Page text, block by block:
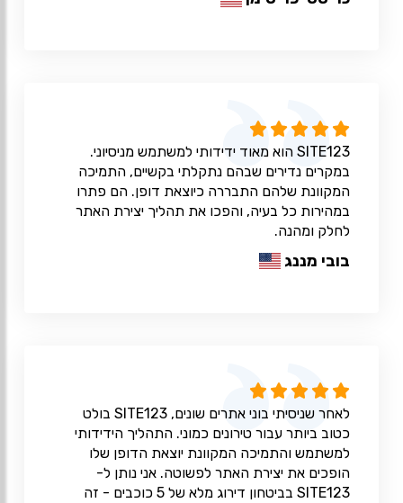
SITE123 הוא מאוד ידידותי למשתמש מניסיוני.
במקרים נדירים שבהם נתקלתי בקשיים, התמיכה
המקוונת שלהם התבררה כיוצאת דופן. הם פתרו
במהירות כל בעיה, והפכו את תהליך יצירת האתר
לחלק ומהנה.
בובי מננג
לאחר שניסיתי בוני אתרים שונים, SITE123 בולט
כטוב ביותר עבור טירונים כמוני. התהליך הידידותי
למשתמש והתמיכה המקוונת יוצאת הדופן שלו
הופכים את יצירת האתר לפשוטה. אני נותן ל-
SITE123 בביטחון דירוג מלא של 5 כוכבים - זה